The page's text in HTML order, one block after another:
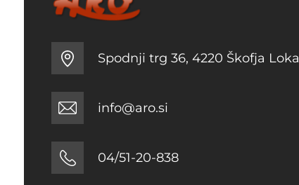
Spodnji trg 36, 4220 Škofja Loka
info@aro.si
04/51-20-838